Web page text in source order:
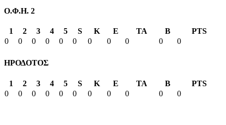
Ο.Φ.Η. 2
1 2 3 4 5 S K E TA B
PTS
0
0 0 0 0 0 0 0 0 0 0
ΗΡΟΔΟΤΟΣ
1 2 3 4 5 S K E TA B
PTS
0
0 0 0 0 0 0 0 0 0 0